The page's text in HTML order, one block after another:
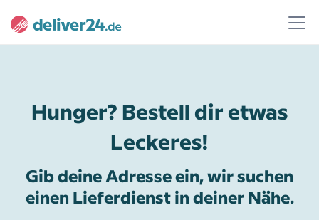
Hunger? Bestell dir etwas
Leckeres!
Gib deine Adresse ein, wir suchen
einen Lieferdienst in deiner Nähe.